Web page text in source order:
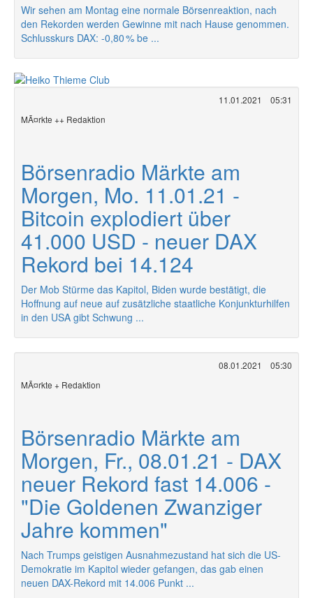
Wir sehen am Montag eine normale Börsenreaktion, nach
den Rekorden werden Gewinne mit nach Hause genommen.
Schlusskurs DAX: -0,80 % be ...
11.01.2021
05:31
MÃ¤rkte ++ Redaktion
Börsenradio Märkte am
Morgen, Mo. 11.01.21 -
Bitcoin explodiert über
41.000 USD - neuer DAX
Rekord bei 14.124
Der Mob Stürme das Kapitol, Biden wurde bestätigt, die
Hoffnung auf neue auf zusätzliche staatliche Konjunkturhilfen
in den USA gibt Schwung ...
08.01.2021
05:30
MÃ¤rkte + Redaktion
Börsenradio Märkte am
Morgen, Fr., 08.01.21 - DAX
neuer Rekord fast 14.006 -
"Die Goldenen Zwanziger
Jahre kommen"
Nach Trumps geistigen Ausnahmezustand hat sich die US-
Demokratie im Kapitol wieder gefangen, das gab einen
neuen DAX-Rekord mit 14.006 Punkt ...